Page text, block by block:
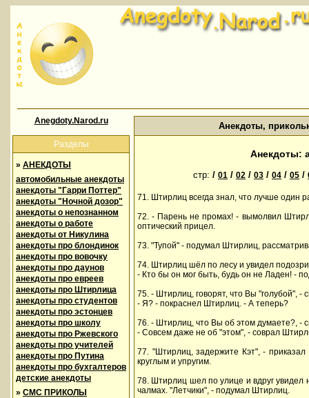
Anegdoty.Narod.ru
Разделы
» АНЕКДОТЫ
автомобильные анекдоты
анекдоты "Гарри Поттер"
анекдоты "Ночной дозор"
анекдоты о непознанном
анекдоты о работе
анекдоты от Никулина
анекдоты про блондинок
анекдоты про вовочку
анекдоты про даунов
анекдоты про евреев
анекдоты про Штирлица
анекдоты про студентов
анекдоты про эстонцев
анекдоты про школу
анекдоты про Ржевского
анекдоты про учителей
анекдоты про Путина
анекдоты про бухгалтеров
детские анекдоты
» СМС ПРИКОЛЫ
Анекдоты,
Анекдоты:
стр: / 01 / 02 / 03 / 04 / 05 /
71. Штирлиц всегда знал, что лучше один
72. - Парень не промах! - вымолвил
оптический прицел.
73. "Тупой" - подумал Штирлиц,
74. Штирлиц шёл по лесу и увидел
- Кто бы он мог быть, будь он не Ладен! -
75. - Штирлиц, говорят, что Вы "голубой", -
- Я? - покраснел Штирлиц. - А теперь?
76. - Штирлиц, что Вы об этом думаете?, -
- Совсем даже не об "этом", - соврал
77. "Штирлиц, задержите Кэт", -
круглым и упругим.
78. Штирлиц шел по улице и вдруг увидел
чалмах. "Летчики", - подумал Штирлиц.